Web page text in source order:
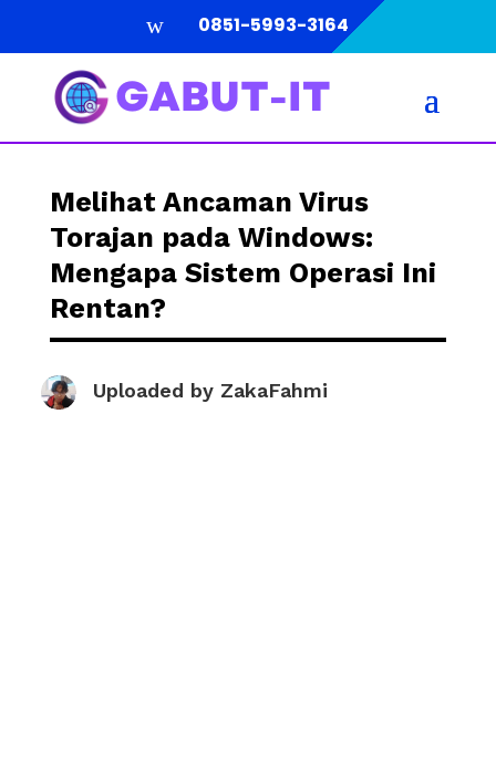
w 0851-5993-3164
Melihat Ancaman Virus
Torajan pada Windows:
Mengapa Sistem Operasi Ini
Rentan?
Uploaded by ZakaFahmi